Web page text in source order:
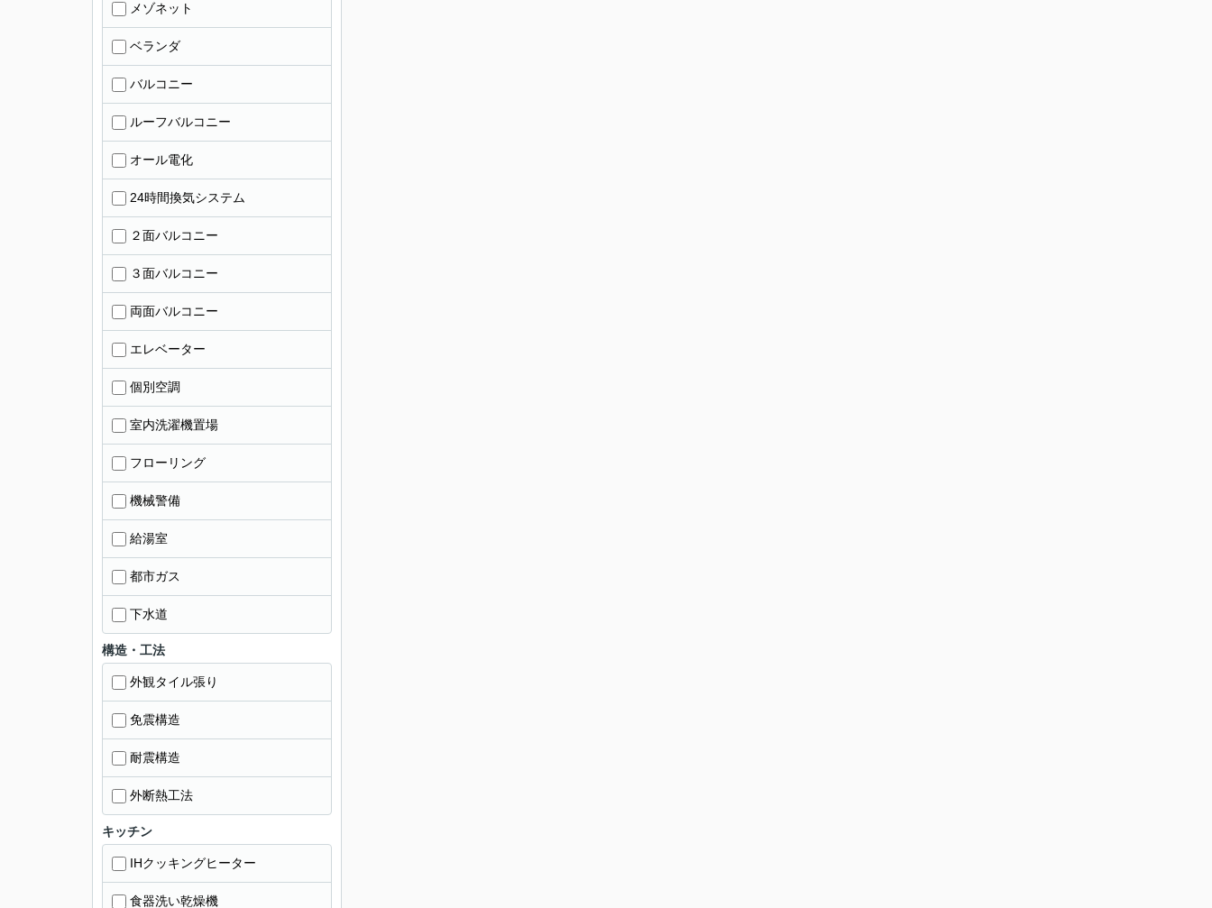
メゾネット
ベランダ
バルコニー
ルーフバルコニー
オール電化
24時間換気システム
２面バルコニー
３面バルコニー
両面バルコニー
エレベーター
個別空調
室内洗濯機置場
フローリング
機械警備
給湯室
都市ガス
下水道
構造・工法
外観タイル張り
免震構造
耐震構造
外断熱工法
キッチン
IHクッキングヒーター
食器洗い乾燥機